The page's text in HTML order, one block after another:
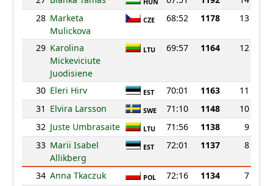
HUN
28 Marketa
Mulickova
CZE 68:52 1178 13
29 Karolina
Mickeviciute
Juodisiene
LTU 69:57 1164 12
30 Eleri Hirv EST 70:01 1163
11
31 Elvira Larsson SWE 71:10 1148
10
32 Juste Umbrasaite LTU 71:56 1138
9
33 Marii Isabel
Allikberg
EST 72:01 1137 8
34 Anna Tkaczuk POL 72:16 1134
7